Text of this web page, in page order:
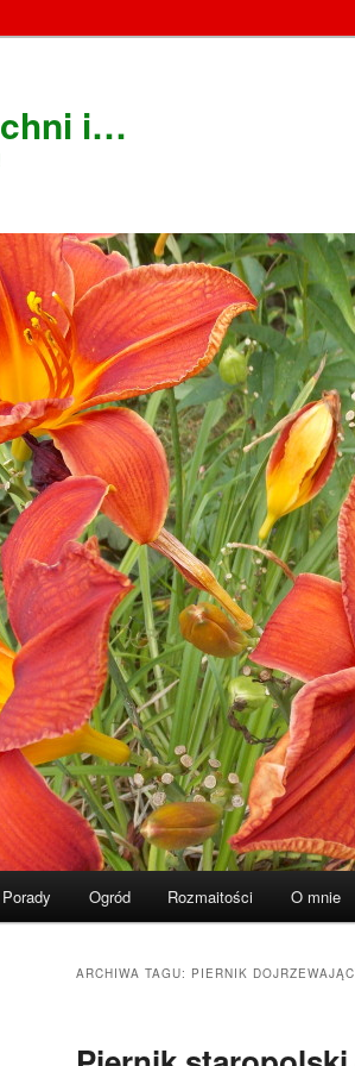
i…
Porady Ogród Rozmaitości O mnie
ARCHIWA TAGU: PIERNIK